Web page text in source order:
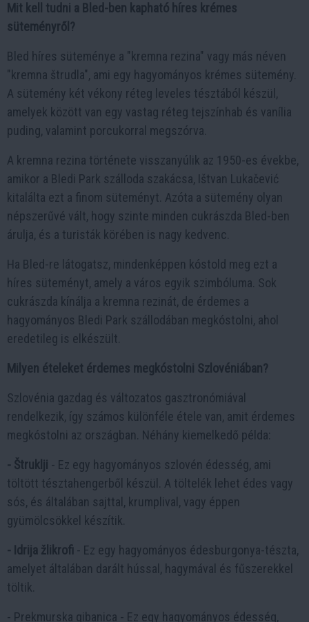
Mit kell tudni a Bled-ben kapható híres krémes
süteményről?
Bled híres süteménye a "kremna rezina" vagy más néven
"kremna štrudla", ami egy hagyományos krémes sütemény.
A sütemény két vékony réteg leveles tésztából készül,
amelyek között van egy vastag réteg tejszínhab és vanília
puding, valamint porcukorral megszórva.
A kremna rezina története visszanyúlik az 1950-es évekbe,
amikor a Bledi Park szálloda szakácsa, Ištvan Lukačević
kitalálta ezt a finom süteményt. Azóta a sütemény olyan
népszerűvé vált, hogy szinte minden cukrászda Bled-ben
árulja, és a turisták körében is nagy kedvenc.
Ha Bled-re látogatsz, mindenképpen kóstold meg ezt a
híres süteményt, amely a város egyik szimbóluma. Sok
cukrászda kínálja a kremna rezinát, de érdemes a
hagyományos Bledi Park szállodában megkóstolni, ahol
eredetileg is elkészült.
Milyen ételeket érdemes megkóstolni Szlovéniában?
Szlovénia gazdag és változatos gasztronómiával
rendelkezik, így számos különféle étele van, amit érdemes
megkóstolni az országban. Néhány kiemelkedő példa:
- Štruklji - Ez egy hagyományos szlovén édesség, ami
töltött tésztahengerből készül. A töltelék lehet édes vagy
sós, és általában sajttal, krumplival, vagy éppen
gyümölcsökkel készítik.
- Idrija žlikrofi - Ez egy hagyományos édesburgonya-tészta,
amelyet általában darált hússal, hagymával és fűszerekkel
töltik.
- Prekmurska gibanica - Ez egy hagyományos édesség,